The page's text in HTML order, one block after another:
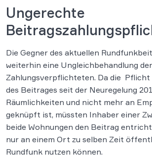
Ungerechte
Die Gegner des aktuellen
weiterhin eine Ungleichbehandlung der
Zahlungsverpflichteten. Da die
des Beitrages seit der Neuregelung
Räumlichkeiten und nicht mehr an
geknüpft ist, müssten Inhaber einer
beide Wohnungen den Beitrag
nur an einem Ort zu selben Zeit
Rundfunk nutzen können.